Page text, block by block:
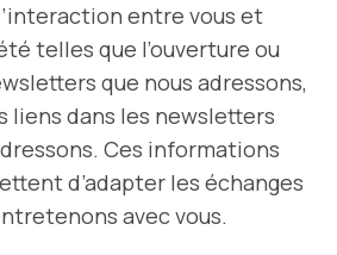
entre vous et
telles que l’ouverture ou
que nous adressons,
liens dans les newsletters
Ces informations
d’adapter les échanges
avec vous.